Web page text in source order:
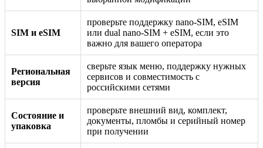
SIM и eSIM
проверьте поддержку nano-SIM, eSIM
или dual nano-SIM + eSIM, если это
важно для вашего оператора
Региональная
версия
сверьте язык меню, поддержку нужных
сервисов и совместимость с
российскими сетями
Состояние и
упаковка
проверьте внешний вид, комплект,
документы, пломбы и серийный номер
при получении